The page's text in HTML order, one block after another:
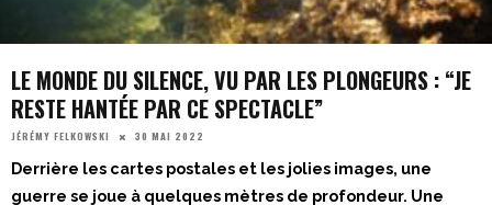
LE MONDE DU SILENCE, VU PAR LES PLONGEURS : “JE
RESTE HANTÉE PAR CE SPECTACLE”
JÉRÉMY FELKOWSKI 30 MAI 2022
Derrière les cartes postales et les jolies images, une
guerre se joue à quelques mètres de profondeur. Une